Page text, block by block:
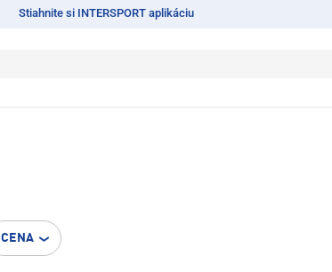
Stiahnite si INTERSPORT aplikáciu
CENA